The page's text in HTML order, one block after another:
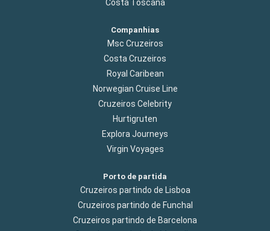
Costa Toscana
Companhias
Msc Cruzeiros
Costa Cruzeiros
Royal Caribean
Norwegian Cruise Line
Cruzeiros Celebrity
Hurtigruten
Explora Journeys
Virgin Voyages
Porto de partida
Cruzeiros partindo de Lisboa
Cruzeiros partindo de Funchal
Cruzeiros partindo de Barcelona